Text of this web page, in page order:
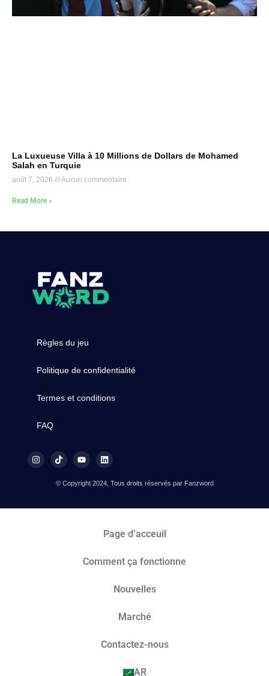
La Luxueuse Villa à 10 Millions de Dollars de Mohamed
Salah en Turquie
août 7, 2026 Aucun commentaire
Read More »
Règles du jeu
Politique de confidentialité
Termes et conditions
FAQ
© Copyright 2024, Tous droits réservés par Fanzword
Page d’acceuil
Comment ça fonctionne
Nouvelles
Marché​
Contactez-nous
AR